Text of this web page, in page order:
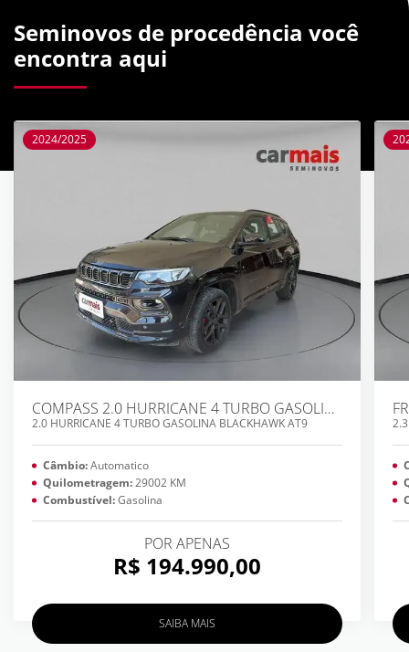
Seminovos de procedência você
encontra aqui
2024/2025
COMPASS 2.0 HURRICANE 4 TURBO GASOLINA BLACKHAWK AT9
2.0 HURRICANE 4 TURBO GASOLINA BLACKHAWK AT9
Câmbio:Automatico
Quilometragem:29002 KM
Combustível:Gasolina
POR APENAS
R$ 194.990,00
SAIBA MAIS